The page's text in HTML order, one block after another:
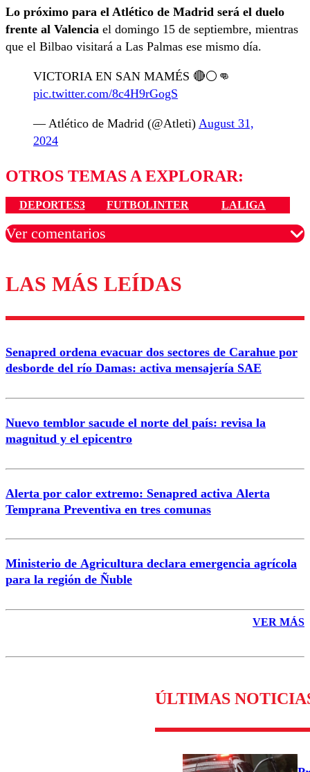
Lo próximo para el Atlético de Madrid será el duelo
frente al Valencia el domingo 15 de septiembre, mientras
que el Bilbao visitará a Las Palmas ese mismo día.
VICTORIA EN SAN MAMÉS 🔴⚪👊
pic.twitter.com/8c4H9rGogS
— Atlético de Madrid (@Atleti) August 31,
2024
OTROS TEMAS A EXPLORAR:
DEPORTES3 FUTBOLINTER LALIGA
Ver comentarios
Los comentarios son moderados para garantizar un
diálogo respetuoso.
Correo
LAS MÁS LEÍDAS
Senapred ordena evacuar dos sectores de Carahue por
desborde del río Damas: activa mensajería SAE
Nuevo temblor sacude el norte del país: revisa la
magnitud y el epicentro
Alerta por calor extremo: Senapred activa Alerta
Temprana Preventiva en tres comunas
Ministerio de Agricultura declara emergencia agrícola
para la región de Ñuble
VER MÁS
ÚLTIMAS